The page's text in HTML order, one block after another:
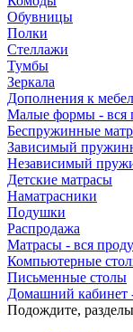
Обувницы
Полки
Стеллажи
Тумбы
Зеркала
Дополнения к
Малые формы - вся
Беспружинные
Зависимый
Независимый
Детские матрасы
Наматрасники
Подушки
Распродажа
Матрасы - вся
Компьютерные
Письменные столы
Домашний кабинет
Подождите,